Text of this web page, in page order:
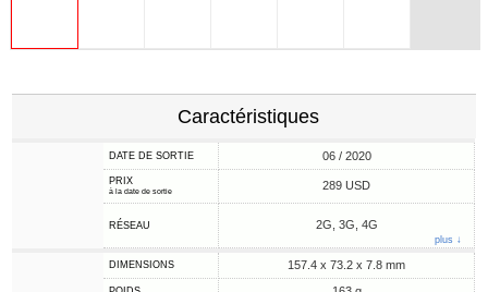
Caractéristiques
DATE DE SORTIE 06 / 2020
PRIX
à la date de sortie 289 USD
RÉSEAU 2G, 3G, 4G
plus ↓
DIMENSIONS 157.4 x 73.2 x 7.8 mm